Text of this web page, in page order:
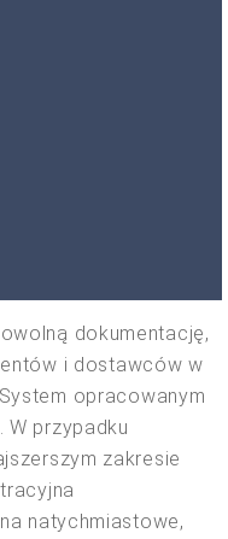
dokumentację,
i dostawców w
opracowanym
przypadku
zakresie
natychmiastowe,